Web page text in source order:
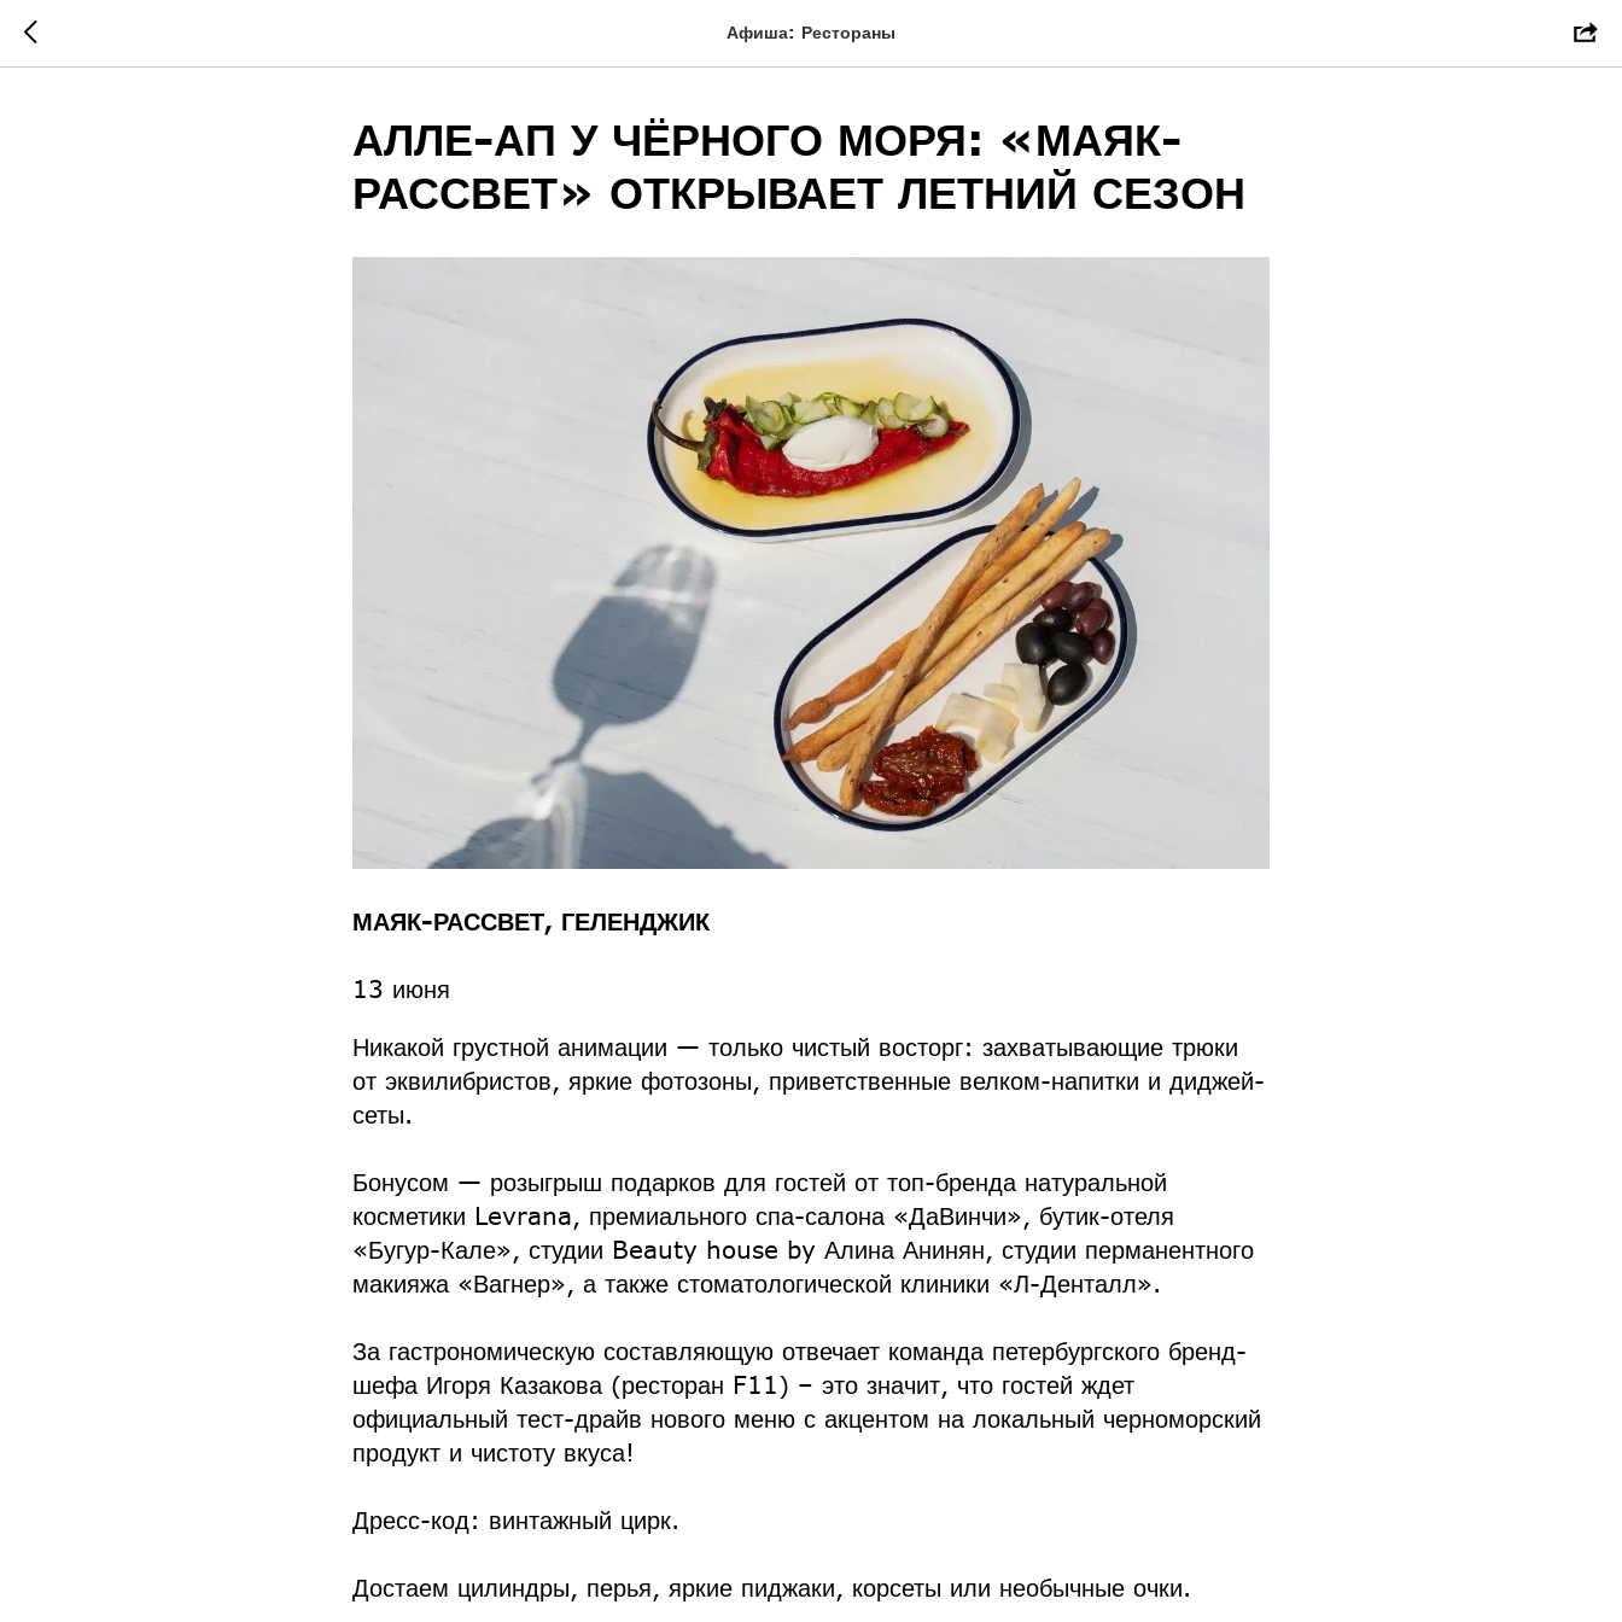
Афиша: Рестораны
АЛЛЕ-АП У ЧЁРНОГО МОРЯ: «МАЯК-
РАССВЕТ» ОТКРЫВАЕТ ЛЕТНИЙ СЕЗОН
МАЯК-РАССВЕТ, ГЕЛЕНДЖИК
13 июня
Никакой грустной анимации — только чистый восторг: захватывающие трюки
от эквилибристов, яркие фотозоны, приветственные велком-напитки и диджей-
сеты.
Бонусом — розыгрыш подарков для гостей от топ-бренда натуральной
косметики Levrana, премиального спа-салона «ДаВинчи», бутик-отеля
«Бугур-Кале», студии Beauty house by Алина Анинян, студии перманентного
макияжа «Вагнер», а также стоматологической клиники «Л-Денталл».
За гастрономическую составляющую отвечает команда петербургского бренд-
шефа Игоря Казакова (ресторан F11) – это значит, что гостей ждет
официальный тест-драйв нового меню с акцентом на локальный черноморский
продукт и чистоту вкуса!
Дресс-код: винтажный цирк.
Достаем цилиндры, перья, яркие пиджаки, корсеты или необычные очки.